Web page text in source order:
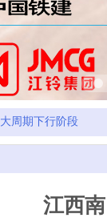
周期下行阶段
江西